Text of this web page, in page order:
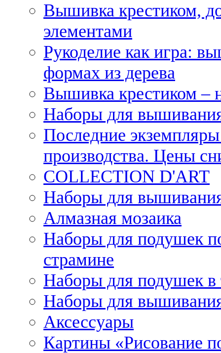
Вышивка крестиком,
элементами
Рукоделие как игра:
формах из дерева
Вышивка крестиком –
Наборы для
Последние
производства. Цены
COLLECTION D'ART
Наборы для
Алмазная мозаика
Наборы для подушек
страмине
Наборы для подушек в
Наборы для
Аксессуары
Картины «Рисование